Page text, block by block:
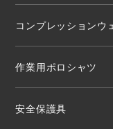
コンプレッションウ
作業用ポロシャツ
安全保護具